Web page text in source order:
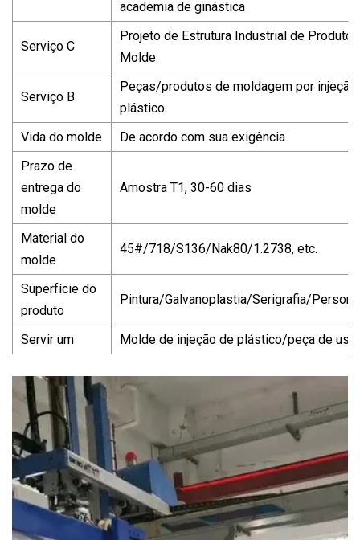
academia de ginástica
Serviço C
Projeto de Estrutura Industrial de
Molde
Serviço B
Peças/produtos de moldagem por injeção
plástico
Vida do molde
De acordo com sua exigência
Prazo de
entrega do
molde
Amostra T1, 30-60 dias
Material do
molde
45#/718/S136/Nak80/1.2738, etc.
Superfície do
produto
Pintura/Galvanoplastia/Serigrafia/
Servir um Molde de injeção de plástico/peça de